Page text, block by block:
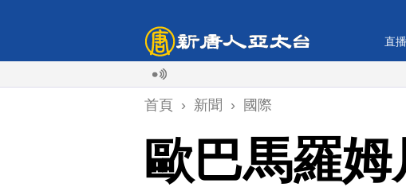
直播
首頁 › 新聞 › 國際
歐巴馬羅